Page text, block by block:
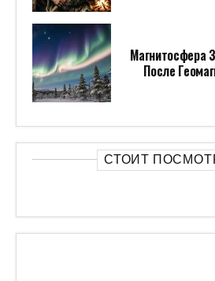
Магнитосфера
После
СТОИТ